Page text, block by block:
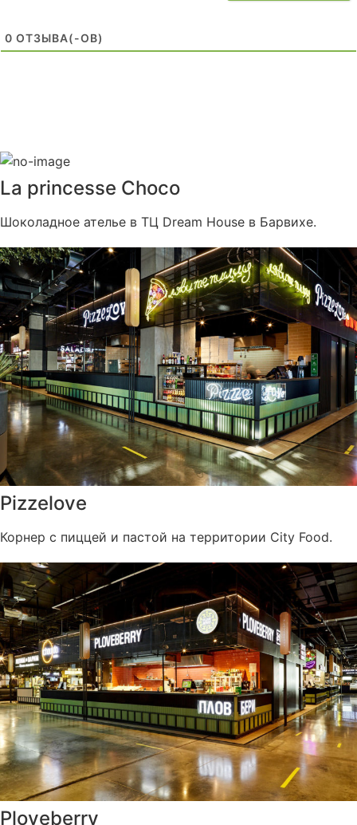
0 ОТЗЫВA(-ОВ)
La princesse Choco
Шоколадное ателье в ТЦ Dream House в Барвихе.
Pizzelove
Корнер с пиццей и пастой на территории City Food.
Ploveberry